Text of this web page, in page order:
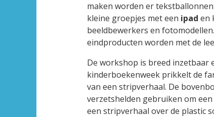
maken worden er
kleine groepjes met een ipad en
beeldbewerkers en
eindproducten worden met de
De workshop is breed inzetbaar
kinderboekenweek prikkelt de
van een stripverhaal. De
verzetshelden gebruiken om
een stripverhaal over de plastic